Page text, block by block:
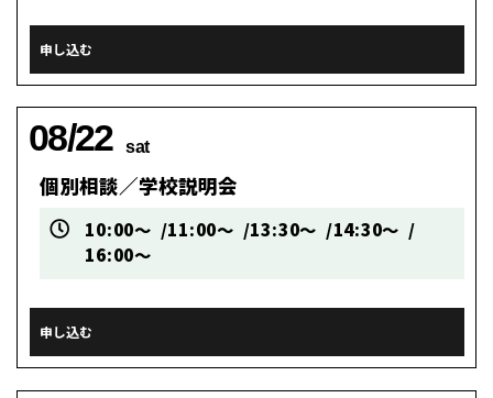
申し込む
08/22 sat
個別相談／学校説明会
10:00～ 11:00～ 13:30～
14:30～
16:00～
申し込む